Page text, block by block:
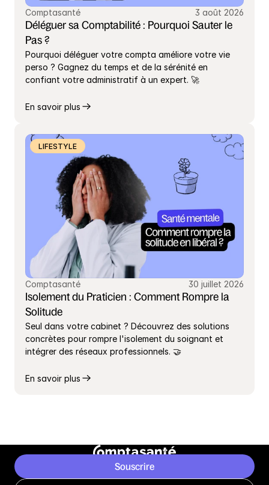
Comptasanté 3 août 2026
Déléguer sa Comptabilité : Pourquoi Sauter le
Pas ?
Pourquoi déléguer votre compta améliore votre vie
perso ? Gagnez du temps et de la sérénité en
confiant votre administratif à un expert. 🚀
En savoir plus
LIFESTYLE
Comptasanté 30 juillet 2026
Isolement du Praticien : Comment Rompre la
Solitude
Seul dans votre cabinet ? Découvrez des solutions
concrètes pour rompre l'isolement du soignant et
intégrer des réseaux professionnels. 🤝
En savoir plus
Souscrire